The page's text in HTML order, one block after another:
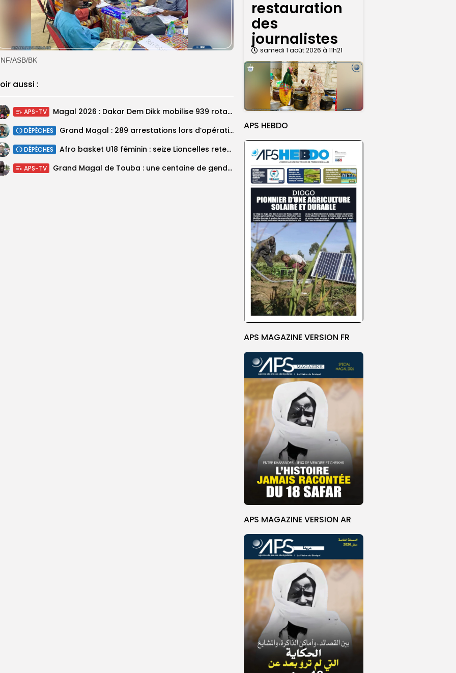
restauration
des
journalistes
samedi 1 août 2026 à 11h21
APS HEBDO
APS MAGAZINE VERSION FR
APS MAGAZINE VERSION AR
ASB/BK
aussi :
APS-TV Magal 2026 : Dakar Dem Dikk mobilise 939 rotations et transporte près...
DÉPÊCHES Grand Magal : 289 arrestations lors d’opérations préventives de sécurisation
DÉPÊCHES ‎Afro basket U18 féminin : seize Lioncelles retenues pour l’étape finale de...
APS-TV Grand Magal de Touba : une centaine de gendarmes mobilisés sur les...